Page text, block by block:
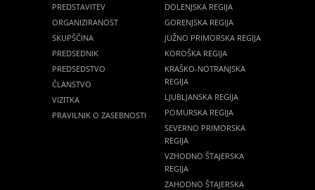
PREDSTAVITEV
ORGANIZIRANOST
SKUPŠČINA
PREDSEDNIK
PREDSEDSTVO
ČLANSTVO
VIZITKA
PRAVILNIK O ZASEBNOSTI
DOLENJSKA REGIJA
GORENJSKA REGIJA
JUŽNO PRIMORSKA REGIJA
KOROŠKA REGIJA
KRAŠKO-NOTRANJSKA
REGIJA
LJUBLJANSKA REGIJA
POMURSKA REGIJA
SEVERNO PRIMORSKA
REGIJA
VZHODNO ŠTAJERSKA
REGIJA
ZAHODNO ŠTAJERSKA